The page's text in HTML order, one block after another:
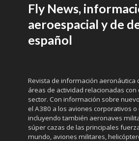
Fly News,
aeroespacial y de
español
Revista de información aeronáutica
áreas de actividad relacionadas con
sector. Con información sobre
el A380 a los aviones corporativos o
incluyendo también aeronaves
súper cazas de las principales
mundo, aviones militares,